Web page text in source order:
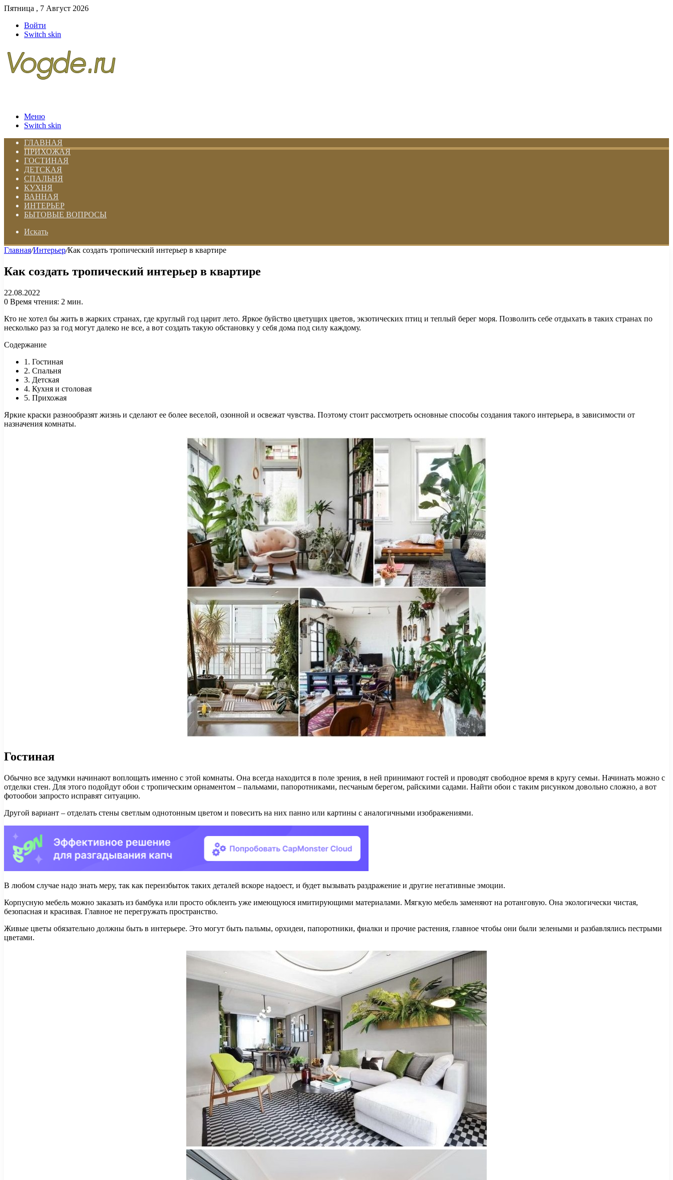
Пятница , 7 Август 2026
Войти
Switch skin
Меню
Switch skin
ГЛАВНАЯ
ПРИХОЖАЯ
ГОСТИНАЯ
ДЕТСКАЯ
СПАЛЬНЯ
КУХНЯ
ВАННАЯ
ИНТЕРЬЕР
БЫТОВЫЕ ВОПРОСЫ
Искать
Главная/Интерьер/Как создать тропический интерьер в квартире
Как создать тропический интерьер в квартире
22.08.2022
0 Время чтения: 2 мин.
Кто не хотел бы жить в жарких странах, где круглый год царит лето. Яркое буйство цветущих цветов, экзотических птиц и теплый берег моря. Позволить себе отдыхать в таких странах по
несколько раз за год могут далеко не все, а вот создать такую обстановку у себя дома под силу каждому.
Содержание
1. Гостиная
2. Спальня
3. Детская
4. Кухня и столовая
5. Прихожая
Яркие краски разнообразят жизнь и сделают ее более веселой, озонной и освежат чувства. Поэтому стоит рассмотреть основные способы создания такого интерьера, в зависимости от
назначения комнаты.
Гостиная
Обычно все задумки начинают воплощать именно с этой комнаты. Она всегда находится в поле зрения, в ней принимают гостей и проводят свободное время в кругу семьи. Начинать можно с
отделки стен. Для этого подойдут обои с тропическим орнаментом – пальмами, папоротниками, песчаным берегом, райскими садами. Найти обои с таким рисунком довольно сложно, а вот
фотообои запросто исправят ситуацию.
Другой вариант – отделать стены светлым однотонным цветом и повесить на них панно или картины с аналогичными изображениями.
В любом случае надо знать меру, так как переизбыток таких деталей вскоре надоест, и будет вызывать раздражение и другие негативные эмоции.
Корпусную мебель можно заказать из бамбука или просто обклеить уже имеющуюся имитирующими материалами. Мягкую мебель заменяют на ротанговую. Она экологически чистая,
безопасная и красивая. Главное не перегружать пространство.
Живые цветы обязательно должны быть в интерьере. Это могут быть пальмы, орхидеи, папоротники, фиалки и прочие растения, главное чтобы они были зелеными и разбавлялись пестрыми
цветами.